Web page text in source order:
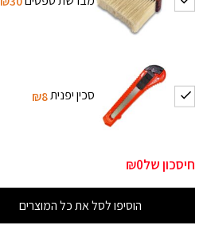
סכין יפנית₪8
חיסכון של₪0
הוסיפו לסל את כל המוצרים